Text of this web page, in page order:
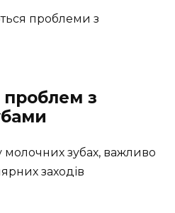
проблеми з
проблем з
зубах, важливо
заходів